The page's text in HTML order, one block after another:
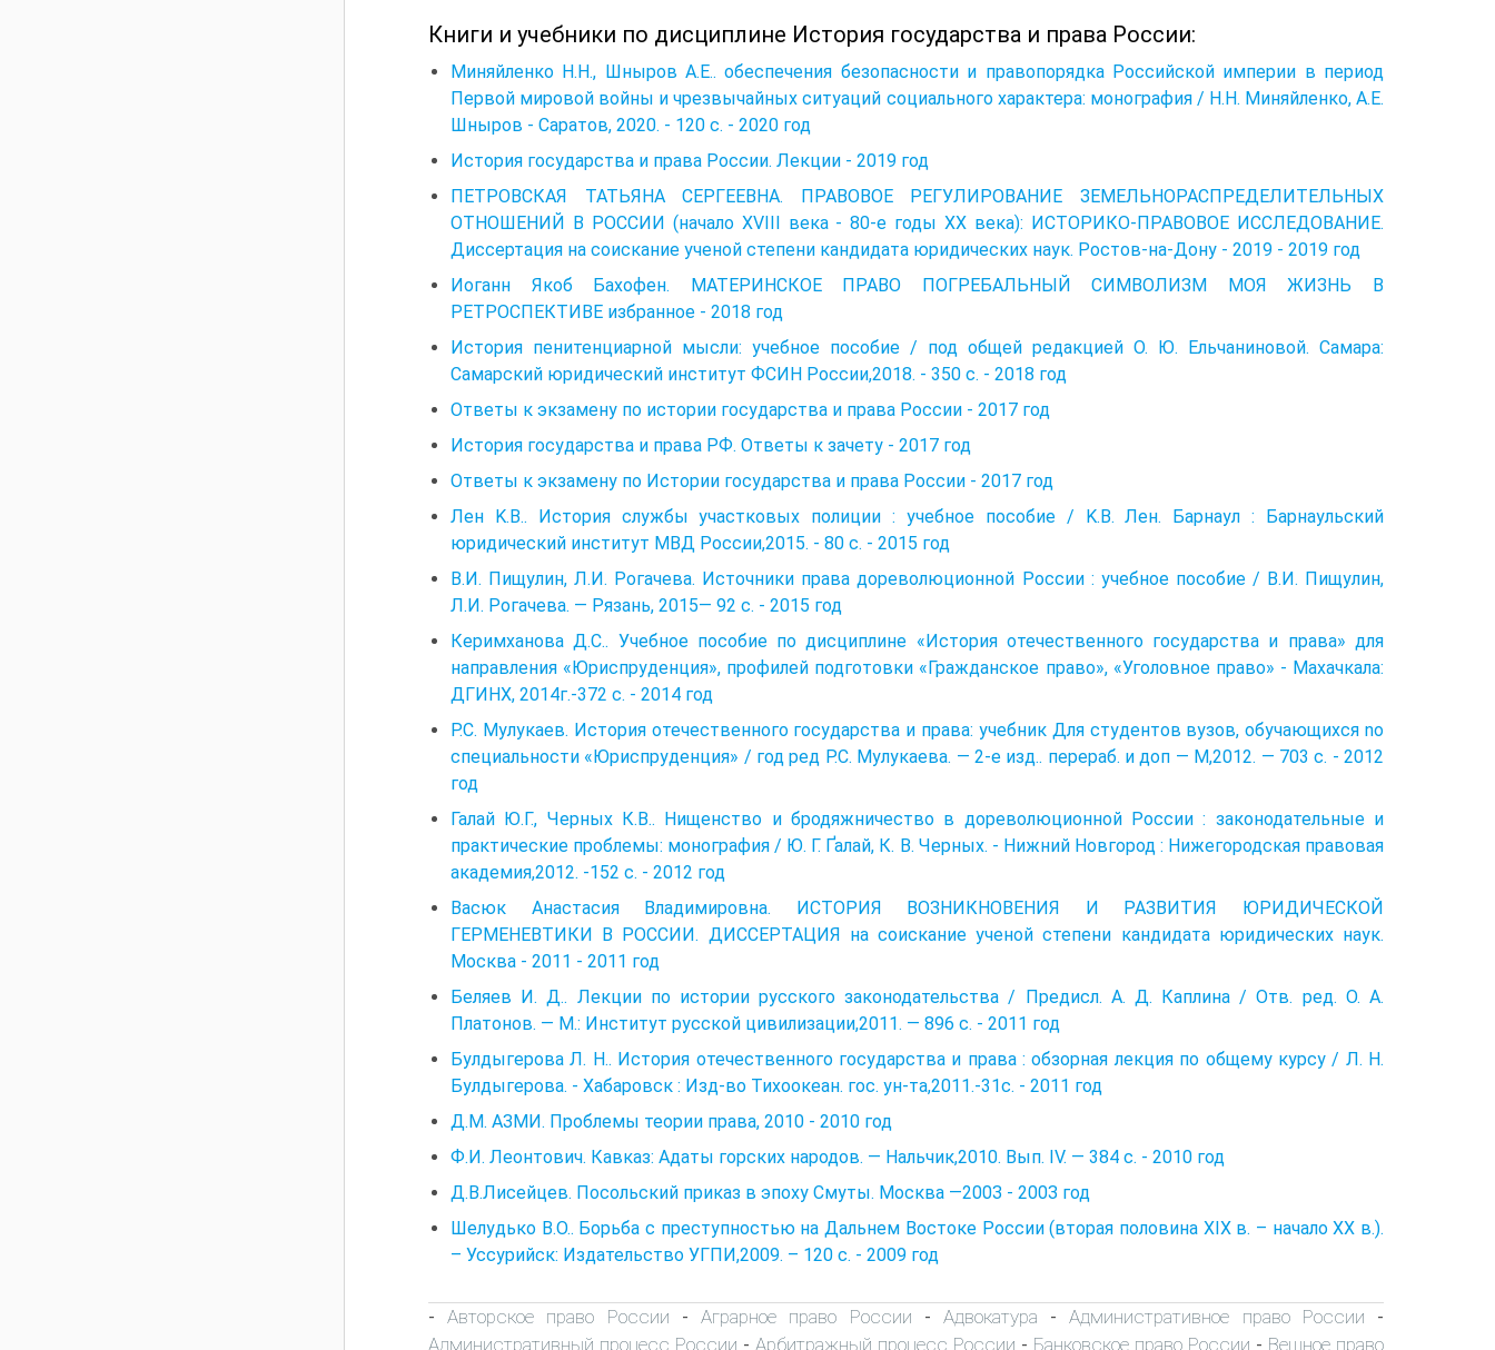
Книги и учебники по дисциплине История государства и права России:
Миняйленко Н.Н., Шныров А.Е.. обеспечения безопасности и правопорядка Российской империи в период
Первой мировой войны и чрезвычайных ситуаций социального характера: монография / Н.Н. Миняйленко, А.Е.
Шныров - Саратов, 2020. - 120 с. - 2020 год
История государства и права России. Лекции - 2019 год
ПЕТРОВСКАЯ ТАТЬЯНА СЕРГЕЕВНА. ПРАВОВОЕ РЕГУЛИРОВАНИЕ ЗЕМЕЛЬНО­РАСПРЕДЕЛИТЕЛЬНЫХ
ОТНОШЕНИЙ В РОССИИ (начало XVIII века - 80-е годы ХХ века): ИСТОРИКО-ПРАВОВОЕ ИССЛЕДОВАНИЕ.
Диссертация на соискание ученой степени кандидата юридических наук. Ростов-на-Дону - 2019 - 2019 год
Иоганн Якоб Бахофен. МАТЕРИНСКОЕ ПРАВО ПОГРЕБАЛЬНЫЙ СИМВОЛИЗМ МОЯ ЖИЗНЬ В
РЕТРОСПЕКТИВЕ избранное - 2018 год
История пенитенциарной мысли: учебное пособие / под общей редакцией О. Ю. Ельчаниновой. Самара:
Самарский юридический институт ФСИН России,2018. - 350 с. - 2018 год
Ответы к экзамену по истории государства и права России - 2017 год
История государства и права РФ. Ответы к зачету - 2017 год
Ответы к экзамену по Истории государства и права России - 2017 год
Лен K.B.. История службы участковых полиции : учебное пособие / K.B. Лен. Барнаул : Барнаульский
юридический институт МВД России,2015. - 80 с. - 2015 год
В.И. Пищулин, Л.И. Рогачева. Источники права дореволюционной России : учебное пособие / В.И. Пищулин,
Л.И. Рогачева. — Рязань, 2015— 92 с. - 2015 год
Керимханова Д.С.. Учебное пособие по дисциплине «История отечественного государства и права» для
направления «Юриспруденция», профилей подготовки «Гражданское право», «Уголовное право» - Махачкала:
ДГИНХ, 2014г.-372 с. - 2014 год
P.C. Мулукаев. История отечественного государства и права: учебник Для студентов вузов, обучающихся no
специальности «Юриспру­денция» / год ред P.C. Мулукаева. — 2-е изд.. перераб. и доп — M,2012. — 703 с. - 2012
год
Галай Ю.Г., Черных К.В.. Нищенство и бродяжничество в дореволюционной России : законодательные и
практические проблемы: монография / Ю. Г. Ґалай, К. В. Черных. - Нижний Новгород : Нижегородская правовая
академия,2012. -152 с. - 2012 год
Васюк Анастасия Владимировна. ИСТОРИЯ ВОЗНИКНОВЕНИЯ И РАЗВИТИЯ ЮРИДИЧЕСКОЙ
ГЕРМЕНЕВТИКИ В РОССИИ. ДИССЕРТАЦИЯ на соискание ученой степени кандидата юридических наук.
Москва - 2011 - 2011 год
Беляев И. Д.. Лекции по истории русского законодательства / Предисл. А. Д. Каплина / Отв. ред. О. А.
Платонов. — М.: Институт русской цивилизации,2011. — 896 с. - 2011 год
Булдыгерова Л. H.. История отечественного государства и права : обзорная лекция по общему курсу / Л. H.
Булдыгерова. - Хабаровск : Изд-во Тихоокеан. гос. ун-та,2011.-31c. - 2011 год
Д.М. АЗМИ. Проблемы теории права, 2010 - 2010 год
Ф.И. Леонтович. Кавказ: Адаты горских народов. — Нальчик,2010. Вып. IV. — 384 с. - 2010 год
Д.В.Лисейцев. Посольский приказ в эпоху Смуты. Москва —200З - 200З год
Шелудько В.О.. Борьба с преступностью на Дальнем Востоке России (вторая половина XIX в. – начало XX в.).
– Уссурийск: Издательство УГПИ,2009. – 120 с. - 2009 год
-Авторское право России -Аграрное право России - Адвокатура -Административное право России -
Административный процесс России - Арбитражный процесс России - Банковское право России - Вещное право